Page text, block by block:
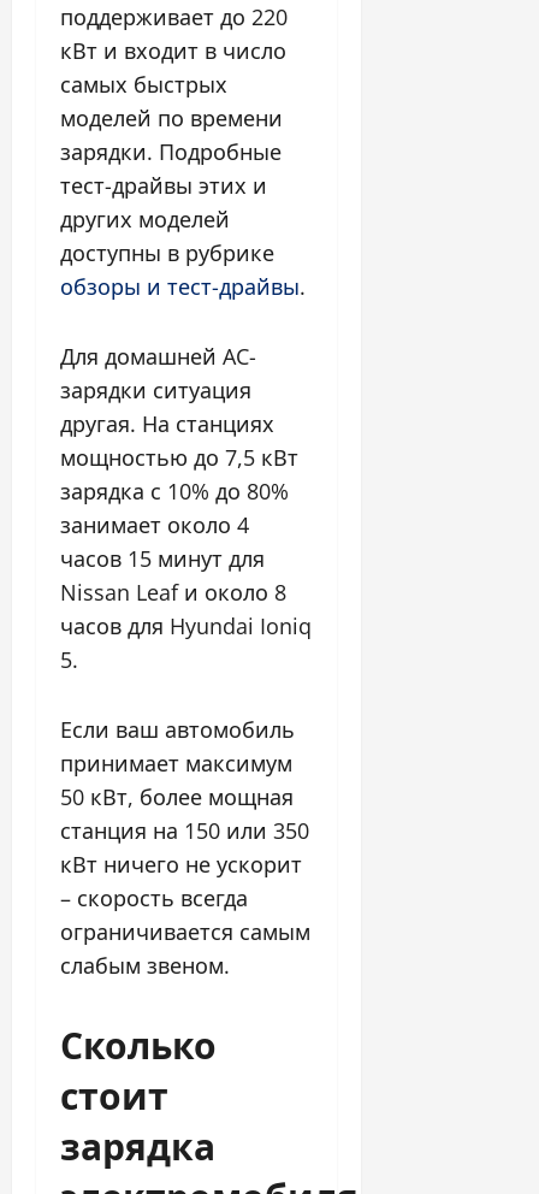
поддерживает до 220
кВт и входит в число
самых быстрых
моделей по времени
зарядки. Подробные
тест-драйвы этих и
других моделей
доступны в рубрике
обзоры и тест-драйвы.
Для домашней AC-
зарядки ситуация
другая. На станциях
мощностью до 7,5 кВт
зарядка с 10% до 80%
занимает около 4
часов 15 минут для
Nissan Leaf и около 8
часов для Hyundai Ioniq
5.
Если ваш автомобиль
принимает максимум
50 кВт, более мощная
станция на 150 или 350
кВт ничего не ускорит
– скорость всегда
ограничивается самым
слабым звеном.
Сколько
стоит
зарядка